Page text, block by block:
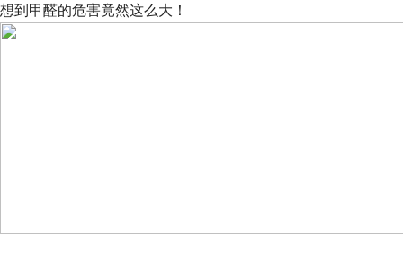
想到甲醛的危害竟然这么大！